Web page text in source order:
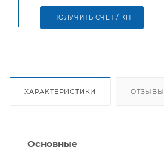
ПОЛУЧИТЬ СЧЕТ / КП
ХАРАКТЕРИСТИКИ ОТЗЫВЫ
Основные